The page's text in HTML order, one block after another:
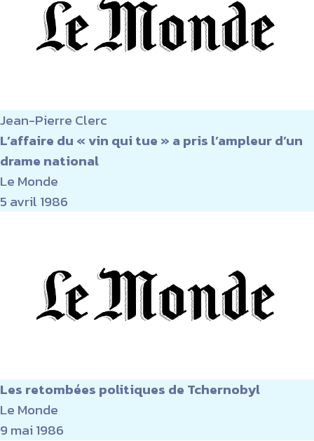
Jean-Pierre Clerc
L’affaire du « vin qui tue » a pris l’ampleur d’un
drame national
Le Monde
5 avril 1986
Les retombées politiques de Tchernobyl
Le Monde
9 mai 1986